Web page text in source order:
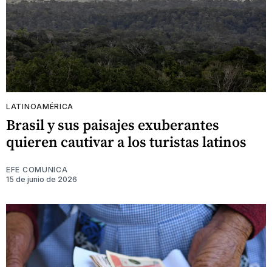
LATINOAMÉRICA
Brasil y sus paisajes exuberantes
quieren cautivar a los turistas latinos
EFE COMUNICA
15 de junio de 2026